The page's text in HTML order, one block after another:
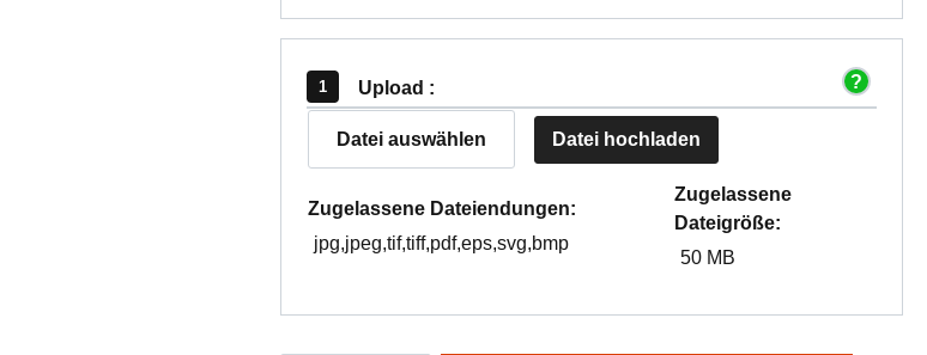
Upload :
Datei auswählen Datei hochladen
Zugelassene Dateiendungen:
jpg,jpeg,tif,tiff,pdf,eps,svg,bmp
Zugelassene
Dateigröße:
50 MB